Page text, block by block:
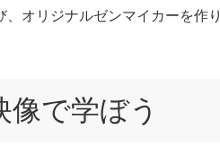
オリジナルゼンマイカーを作り
で学ぼう